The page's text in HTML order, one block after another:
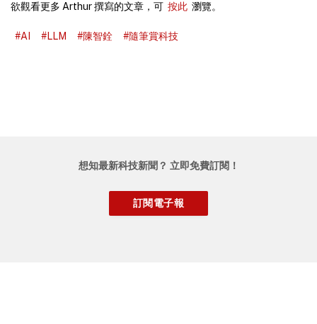
欲觀看更多 Arthur 撰寫的文章，可 按此 瀏覽。
#AI #LLM #陳智銓 #隨筆賞科技
想知最新科技新聞？ 立即免費訂閱！